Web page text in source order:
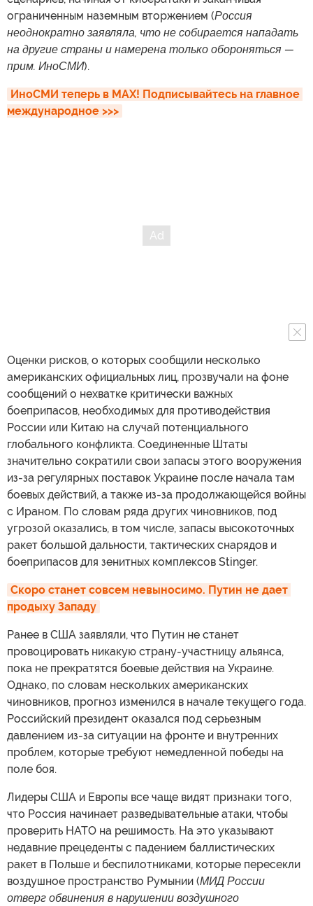
ограниченным наземным вторжением (Россия
неоднократно заявляла, что не собирается нападать
на другие страны и намерена только обороняться —
прим. ИноСМИ).
ИноСМИ теперь в MAX! Подписывайтесь на главное
международное >>>
Оценки рисков, о которых сообщили несколько
американских официальных лиц, прозвучали на фоне
сообщений о нехватке критически важных
боеприпасов, необходимых для противодействия
России или Китаю на случай потенциального
глобального конфликта. Соединенные Штаты
значительно сократили свои запасы этого вооружения
из-за регулярных поставок Украине после начала там
боевых действий, а также из-за продолжающейся войны
с Ираном. По словам ряда других чиновников, под
угрозой оказались, в том числе, запасы высокоточных
ракет большой дальности, тактических снарядов и
боеприпасов для зенитных комплексов Stinger.
Скоро станет совсем невыносимо. Путин не дает
продыху Западу
Ранее в США заявляли, что Путин не станет
провоцировать никакую страну-участницу альянса,
пока не прекратятся боевые действия на Украине.
Однако, по словам нескольких американских
чиновников, прогноз изменился в начале текущего года.
Российский президент оказался под серьезным
давлением из-за ситуации на фронте и внутренних
проблем, которые требуют немедленной победы на
поле боя.
Лидеры США и Европы все чаще видят признаки того,
что Россия начинает разведывательные атаки, чтобы
проверить НАТО на решимость. На это указывают
недавние прецеденты с падением баллистических
ракет в Польше и беспилотниками, которые пересекли
воздушное пространство Румынии (МИД России
отверг обвинения в нарушении воздушного